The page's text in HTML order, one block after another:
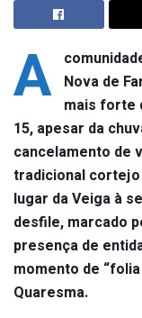
A Nova de
mais forte
15, apesar da
cancelamento de
tradicional cortejo
lugar da Veiga à
desfile, marcado
presença de
momento de
Quaresma.